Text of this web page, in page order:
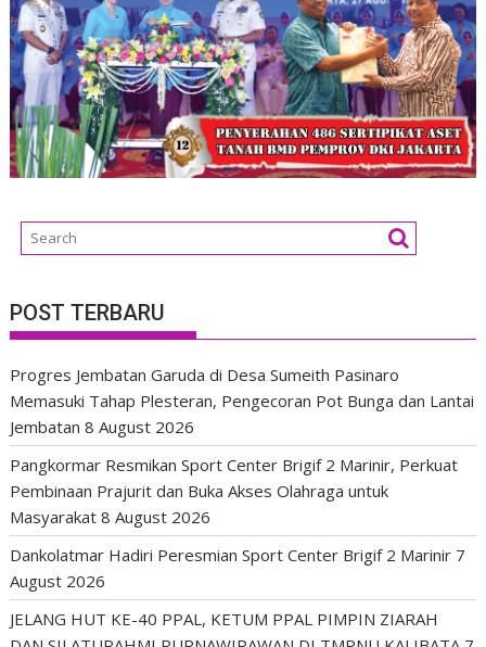
POST TERBARU
Progres Jembatan Garuda di Desa Sumeith Pasinaro
Memasuki Tahap Plesteran, Pengecoran Pot Bunga dan Lantai
Jembatan 8 August 2026
Pangkormar Resmikan Sport Center Brigif 2 Marinir, Perkuat
Pembinaan Prajurit dan Buka Akses Olahraga untuk
Masyarakat 8 August 2026
Dankolatmar Hadiri Peresmian Sport Center Brigif 2 Marinir 7
August 2026
JELANG HUT KE-40 PPAL, KETUM PPAL PIMPIN ZIARAH